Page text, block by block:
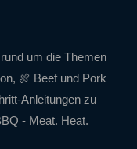
um die Themen
🍖 Beef und Pork
Anleitungen zu
- Meat. Heat.